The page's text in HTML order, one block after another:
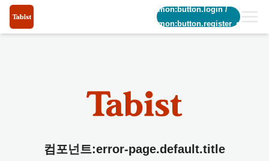
common:button.login/
common:button.register_short
컴포넌트:error-page.default.title